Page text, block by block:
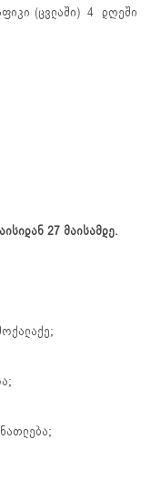
(ცვლაში) 4 დღეში
27 მაისამდე.